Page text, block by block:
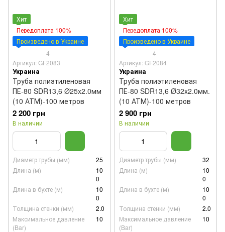
Хит
Передоплата 100%
Произведено в Украине
4
Артикул: GF2083
Украина
Труба полиэтиленовая
ПЕ-80 SDR13,6 Ø25x2.0мм
(10 АТМ)-100 метров
2 200 грн
В наличии
Диаметр трубы (мм)
25
Длина (м)
10
0
Длина в бухте (м)
10
0
Толщина стенки (мм)
2.0
Максимальное давление
(Bar)
10
Хит
Передоплата 100%
Произведено в Украине
4
Артикул: GF2084
Украина
Труба полиэтиленовая
ПЕ-80 SDR13,6 Ø32x2.0мм.
(10 АТМ)-100 метров
2 900 грн
В наличии
Диаметр трубы (мм)
32
Длина (м)
10
0
Длина в бухте (м)
10
0
Толщина стенки (мм)
2.0
Максимальное давление
(Bar)
10